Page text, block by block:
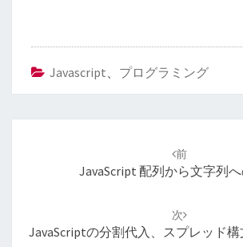
Javascript、 プログラミング
前
JavaScript 配列から文字列
次
JavaScriptの分割代入、スプレッド